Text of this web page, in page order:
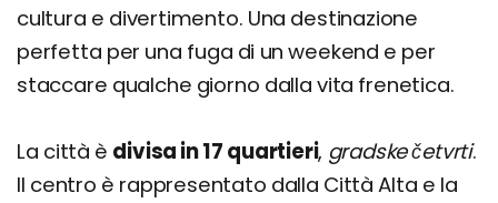
cultura e divertimento. Una destinazione
perfetta per una fuga di un weekend e per
staccare qualche giorno dalla vita frenetica.
La città è divisa in 17 quartieri, gradske četvrti.
Il centro è rappresentato dalla Città Alta e la